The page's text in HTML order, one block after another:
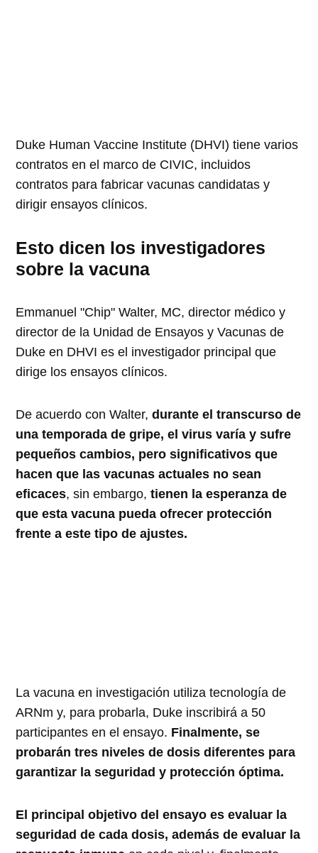
Duke Human Vaccine Institute (DHVI) tiene varios
contratos en el marco de CIVIC, incluidos
contratos para fabricar vacunas candidatas y
dirigir ensayos clínicos.
Esto dicen los investigadores
sobre la vacuna
Emmanuel "Chip" Walter, MC, director médico y
director de la Unidad de Ensayos y Vacunas de
Duke en DHVI es el investigador principal que
dirige los ensayos clínicos.
De acuerdo con Walter,durante el transcurso de
una temporada de gripe, el virus varía y sufre
pequeños cambios, pero significativos que
hacen que las vacunas actuales no sean
eficaces, sin embargo, tienen la esperanza de
que esta vacuna pueda ofrecer protección
frente a este tipo de ajustes.
La vacuna en investigación utiliza tecnología de
ARNm y, para probarla, Duke inscribirá a 50
participantes en el ensayo. Finalmente, se
probarán tres niveles de dosis diferentes para
garantizar la seguridad y protección óptima.
El principal objetivo del ensayo es evaluar la
seguridad de cada dosis, además de evaluar la